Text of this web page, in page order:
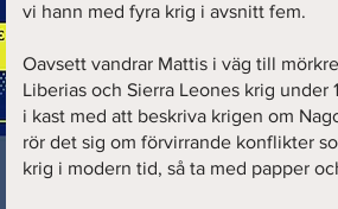
vi hann med fyra krig i avsnitt fem.
Oavsett vandrar Mattis i väg till
Liberias och Sierra Leones krig under
i kast med att beskriva krigen om
rör det sig om förvirrande konflikter
krig i modern tid, så ta med papper